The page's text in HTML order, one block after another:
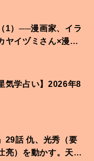
1）──漫画家、イラ
ヤイヅミさん×漫画
気学占い】2026年8
29話 仇、光秀（要
亮）を動かす。天下